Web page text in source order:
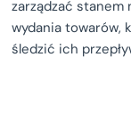
zarządzać stanem
wydania towarów,
śledzić ich